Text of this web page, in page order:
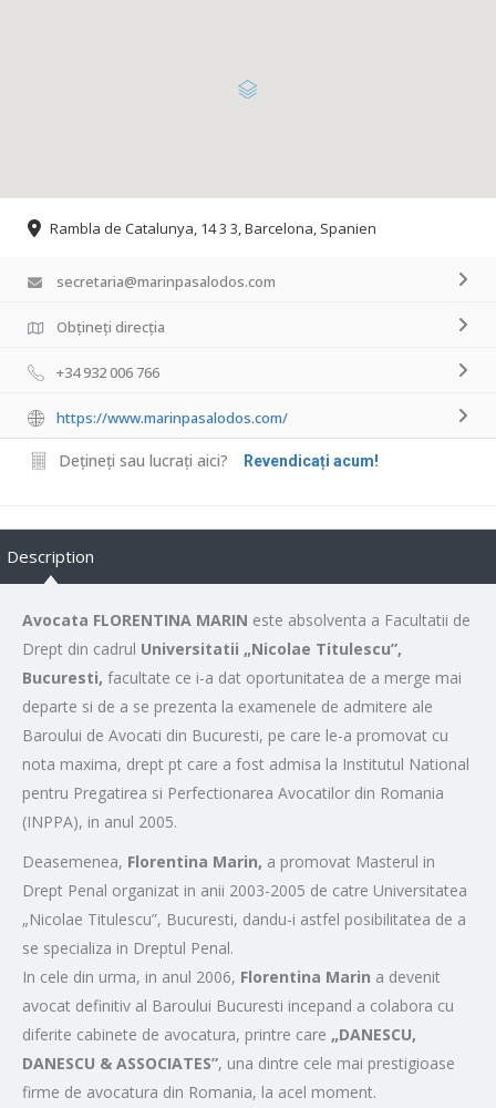
Rambla de Catalunya, 14 3 3, Barcelona, Spanien
secretaria@marinpasalodos.com
Obțineți direcția
+34 932 006 766
https://www.marinpasalodos.com/
Dețineți sau lucrați aici? Revendicați acum!
Description
Avocata FLORENTINA MARIN este absolventa a Facultatii de
Drept din cadrul Universitatii „Nicolae Titulescu”,
Bucuresti, facultate ce i-a dat oportunitatea de a merge mai
departe si de a se prezenta la examenele de admitere ale
Baroului de Avocati din Bucuresti, pe care le-a promovat cu
nota maxima, drept pt care a fost admisa la Institutul National
pentru Pregatirea si Perfectionarea Avocatilor din Romania
(INPPA), in anul 2005.
Deasemenea, Florentina Marin, a promovat Masterul in
Drept Penal organizat in anii 2003-2005 de catre Universitatea
„Nicolae Titulescu”, Bucuresti, dandu-i astfel posibilitatea de a
se specializa in Dreptul Penal.
In cele din urma, in anul 2006, Florentina Marin a devenit
avocat definitiv al Baroului Bucuresti incepand a colabora cu
diferite cabinete de avocatura, printre care „DANESCU,
DANESCU & ASSOCIATES”, una dintre cele mai prestigioase
firme de avocatura din Romania, la acel moment.